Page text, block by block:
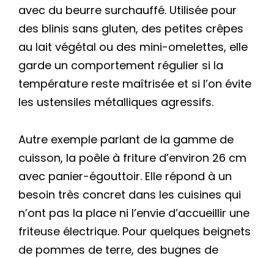
avec du beurre surchauffé. Utilisée pour
des blinis sans gluten, des petites crêpes
au lait végétal ou des mini-omelettes, elle
garde un comportement régulier si la
température reste maîtrisée et si l’on évite
les ustensiles métalliques agressifs.
Autre exemple parlant de la gamme de
cuisson, la poêle à friture d’environ 26 cm
avec panier-égouttoir. Elle répond à un
besoin très concret dans les cuisines qui
n’ont pas la place ni l’envie d’accueillir une
friteuse électrique. Pour quelques beignets
de pommes de terre, des bugnes de